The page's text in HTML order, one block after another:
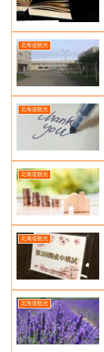
北海道観光
北海道観光
北海道観光
北海道観光
北海道観光